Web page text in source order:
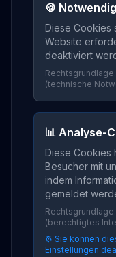
🍪
Diese Cookies
Website
deaktiviert
Rechtsgrundlage:
(technische
📊 Analyse-
Diese Cookies
Besucher mit
indem
gemeldet
Rechtsgrundlage:
(berechtigtes
⚙️ Sie können
Einstellungen